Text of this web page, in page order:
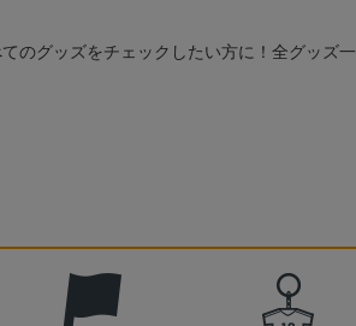
のグッズをチェックしたい方に！全グッズ一